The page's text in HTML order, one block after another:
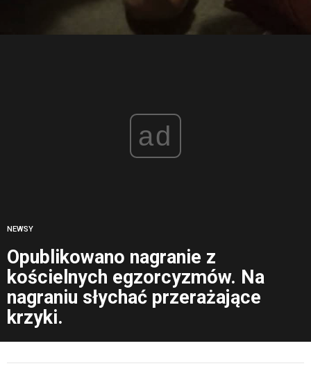
ad
NEWSY
Opublikowano nagranie z
kościelnych egzorcyzmów. Na
nagraniu słychać przerażające
krzyki.